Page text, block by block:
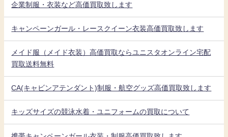
企業制服・衣装など高価買取致します
キャンペーンガール・レースクイーン衣装高価買取致します
メイド服（メイド衣装）高価買取ならユニスタオンライン宅配
買取送料無料
CA(キャビンアテンダント)制服・航空グッズ高価買取致します
キッズサイズの競泳水着・ユニフォームの買取について